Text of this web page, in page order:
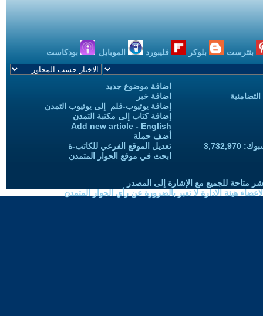
بنترست بلوكر فليبورد الموبايل بودكاست
اضافة موضوع جديد
اضافة خبر
إضافة يوتيوب-فلم إلى يوتيوب التمدن
إضافة كتاب إلى مكتبة التمدن
Add new article - English
أضف حملة
تعديل الموقع الفرعي للكاتب-ة
ابحث في موقع الحوار المتمدن
متاحة للجميع مع الإشارة إلى المصدر
هيئة الادارة لا تعبر بالضرورة عن رأي الحوار المتمدن